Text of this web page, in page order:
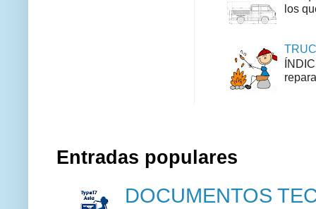
los
Entradas populares
DOCUMENTOS